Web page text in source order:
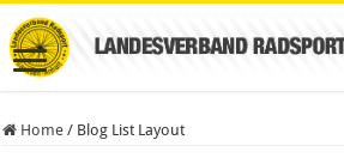
Home / Blog List Layout